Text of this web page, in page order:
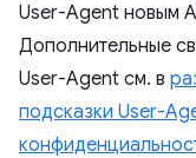
User-Agent новым
Дополнительные
User-Agent см. в
подсказки User-